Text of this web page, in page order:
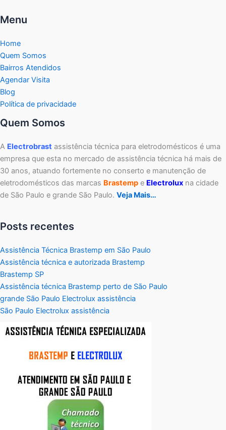
Menu
Home
Quem Somos
Bairros Atendidos
Agendar Visita
Blog
Política de privacidade
Quem Somos
A Electrobrast assistência técnica para eletrodomésticos é uma
empresa que esta no mercado de assistência técnica há mais de
30 anos, atuando fortemente no conserto e manutenção de
eletrodomésticos das marcas Brastemp e Electrolux na cidade
de São Paulo e grande São Paulo. Veja Mais…
Posts recentes
Assistência Técnica Brastemp em São Paulo
Assistência técnica e autorizada Brastemp
Brastemp SP
Assistência técnica Brastemp perto de São Paulo
grande São Paulo Electrolux assistência
São Paulo Electrolux assistência